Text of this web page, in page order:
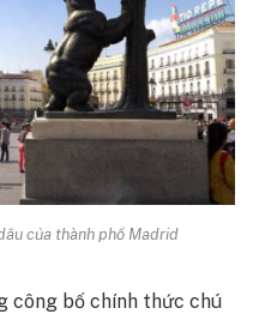
của thành phố Madrid
công bố chính thức chú